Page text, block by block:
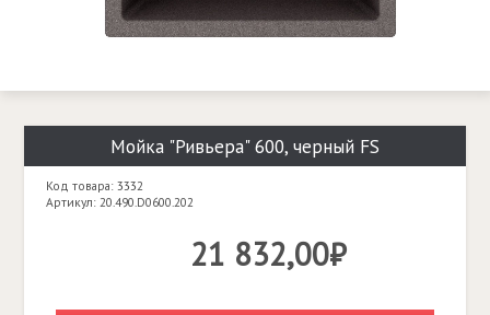
Мойка "Ривьера" 600, черный FS
Код товара: 3332
Артикул: 20.490.D0600.202
21 832,00₽